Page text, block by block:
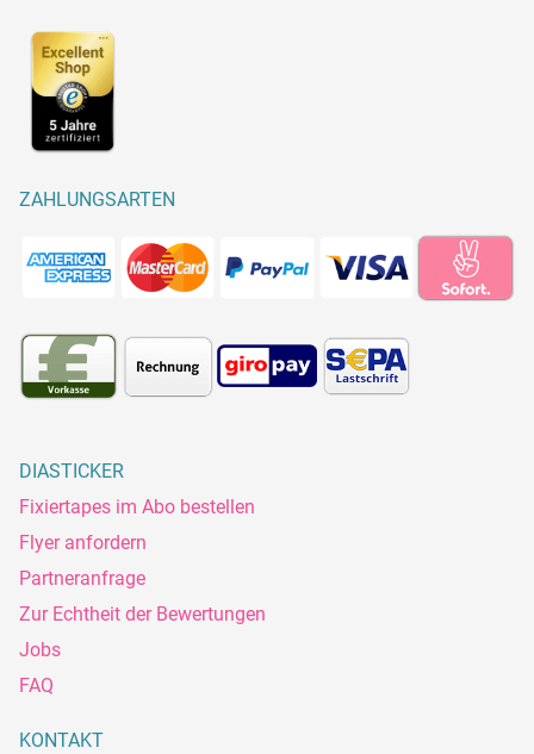
ZAHLUNGSARTEN
DIASTICKER
Fixiertapes im Abo bestellen
Flyer anfordern
Partneranfrage
Zur Echtheit der Bewertungen
Jobs
FAQ
KONTAKT